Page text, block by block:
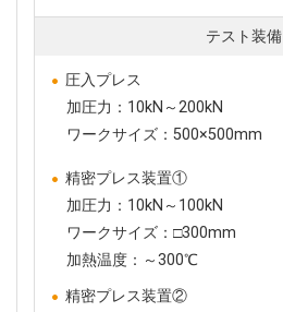
テスト装備
圧入プレス
加圧力：10kN～200kN
ワークサイズ：500×500mm
精密プレス装置①
加圧力：10kN～100kN
ワークサイズ：□300mm
加熱温度：～300℃
精密プレス装置②